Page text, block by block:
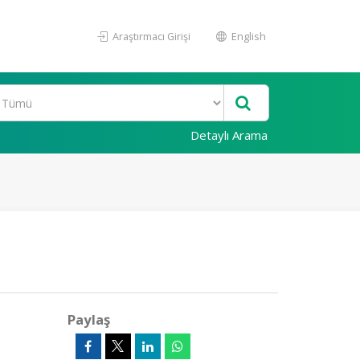
Araştırmacı Girişi English
Detaylı Arama
Paylaş